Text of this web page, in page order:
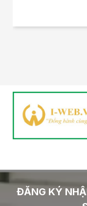
ĐĂNG KÝ